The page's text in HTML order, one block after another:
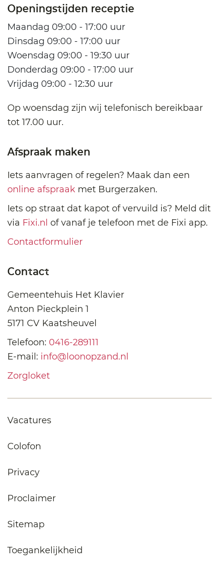
Openingstijden receptie
Maandag 09:00 - 17:00 uur
Dinsdag 09:00 - 17:00 uur
Woensdag 09:00 - 19:30 uur
Donderdag 09:00 - 17:00 uur
Vrijdag 09:00 - 12:30 uur
Op woensdag zijn wij telefonisch bereikbaar
tot 17.00 uur.
Afspraak maken
Iets aanvragen of regelen? Maak dan een
online afspraak met Burgerzaken.
Iets op straat dat kapot of vervuild is? Meld dit
via Fixi.nl of vanaf je telefoon met de Fixi app.
Contactformulier
Contact
Gemeentehuis Het Klavier
Anton Pieckplein 1
5171 CV Kaatsheuvel
Telefoon: 0416-289111
E-mail: info@loonopzand.nl
Zorgloket
Vacatures
Colofon
Privacy
Proclaimer
Sitemap
Toegankelijkheid